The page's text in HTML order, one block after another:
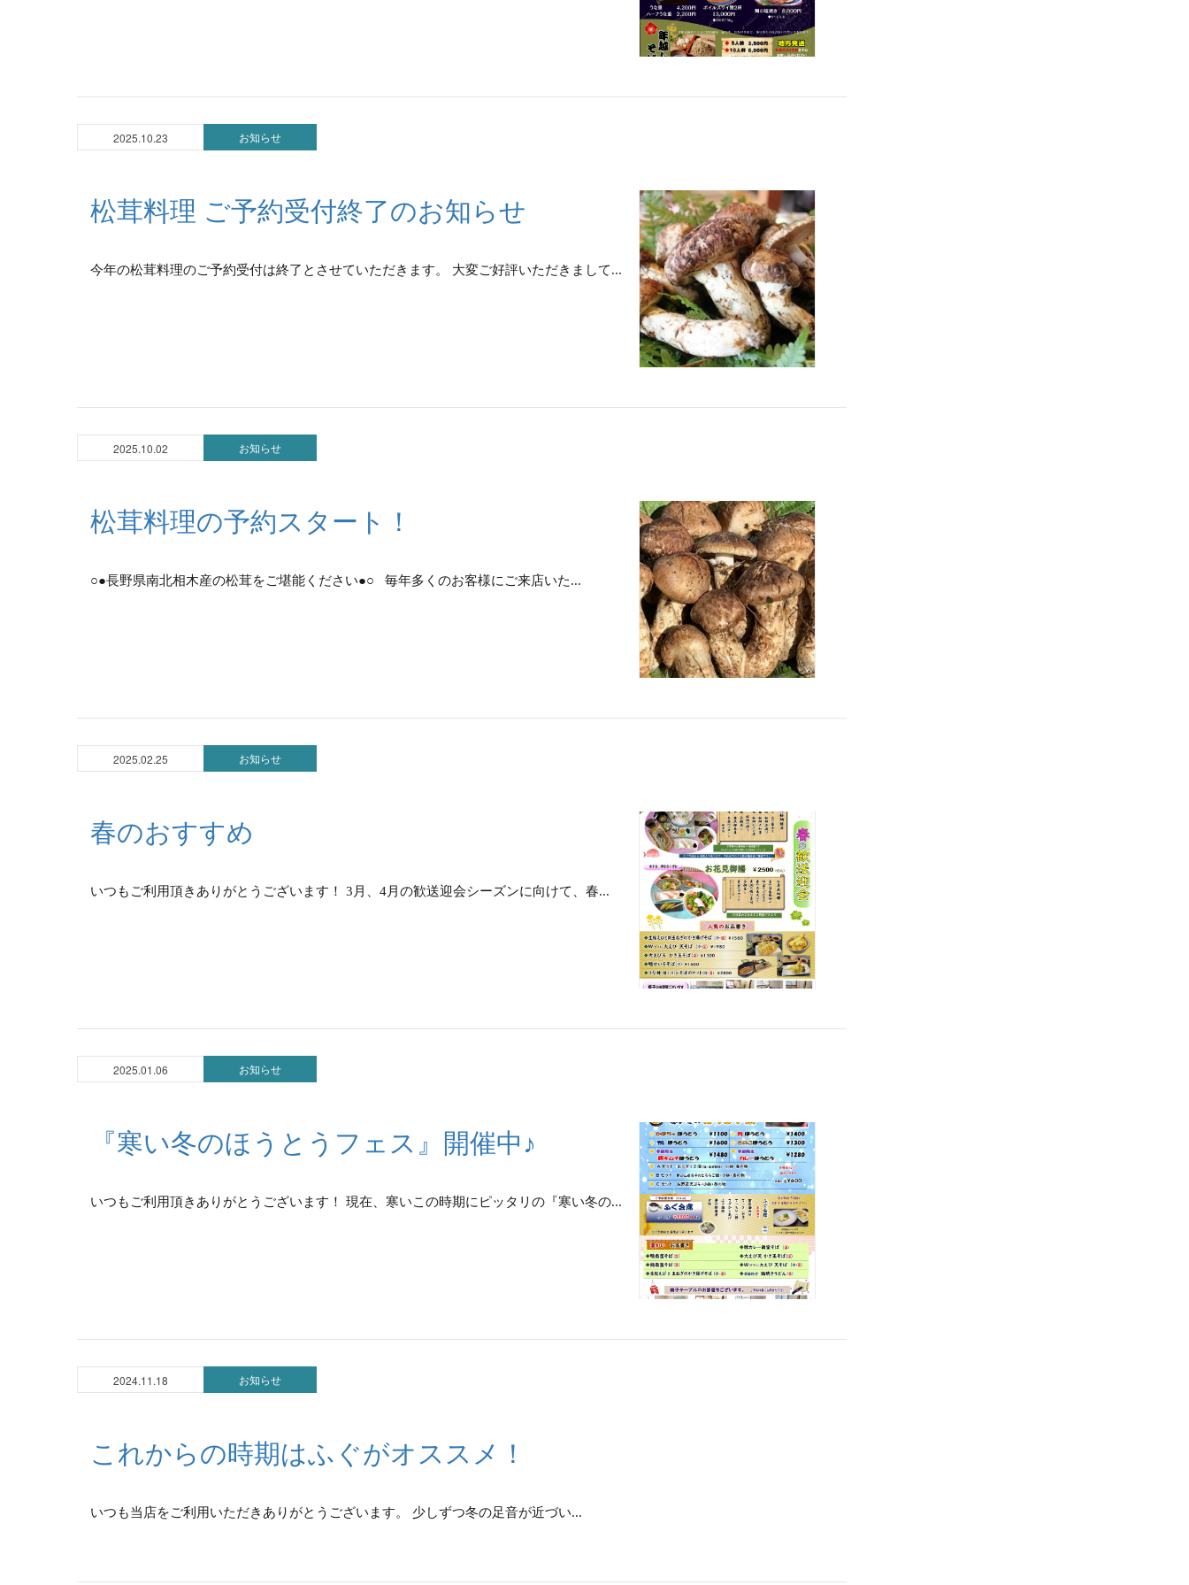
2025.10.23 お知らせ
松茸料理 ご予約受付終了のお知らせ
今年の松茸料理のご予約受付は終了とさせていただきます。 大変ご好評いただきまして...
2025.10.02 お知らせ
松茸料理の予約スタート！
○●長野県南北相木産の松茸をご堪能ください●○ 毎年多くのお客様にご来店いた...
2025.02.25 お知らせ
春のおすすめ
いつもご利用頂きありがとうございます！ 3月、4月の歓送迎会シーズンに向けて、春...
2025.01.06 お知らせ
『寒い冬のほうとうフェス』開催中♪
いつもご利用頂きありがとうございます！ 現在、寒いこの時期にピッタリの『寒い冬の...
2024.11.18 お知らせ
これからの時期はふぐがオススメ！
いつも当店をご利用いただきありがとうございます。 少しずつ冬の足音が近づい...